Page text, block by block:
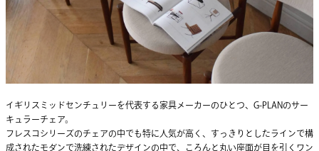
イギリスミッドセンチュリーを代表する家具メーカーのひとつ、G-PLANのサー
キュラーチェア。
フレスコシリーズのチェアの中でも特に人気が高く、すっきりとしたラインで構
成されたモダンで洗練されたデザインの中で、ころんと丸い座面が目を引くワン